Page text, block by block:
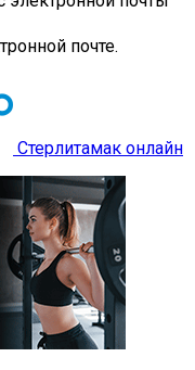
почте.
Стерлитамак онлайн